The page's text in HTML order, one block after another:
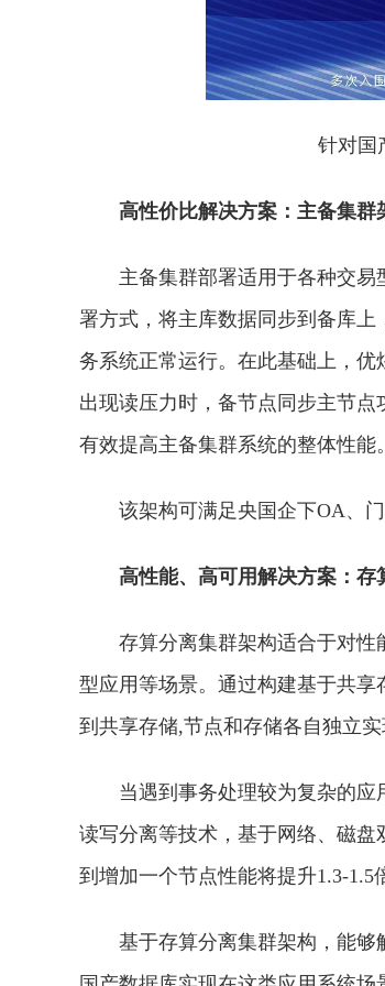
针对国
高性价比解决方案：主备集群
主备集群部署适用于各种交
署方式，将主库数据同步到备库
务系统正常运行。在此基础上，
出现读压力时，备节点同步主节
有效提高主备集群系统的整体性能。
该架构可满足央国企下OA、
高性能、高可用解决方案：存
存算分离集群架构适合于对性
型应用等场景。通过构建基于共
到共享存储,节点和存储各自独立
当遇到事务处理较为复杂的
读写分离等技术，基于网络、磁
到增加一个节点性能将提升1.3-1.5
基于存算分离集群架构，能够